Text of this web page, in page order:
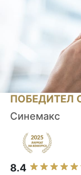
ПОБЕДИТЕЛ
Синемакс
8.4